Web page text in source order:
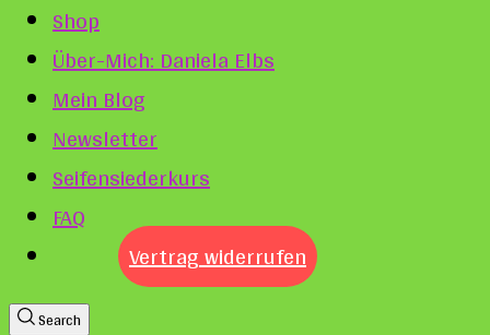
Shop
Über-Mich: Daniela Elbs
Mein Blog
Newsletter
Seifensiederkurs
FAQ
Vertrag widerrufen
Search